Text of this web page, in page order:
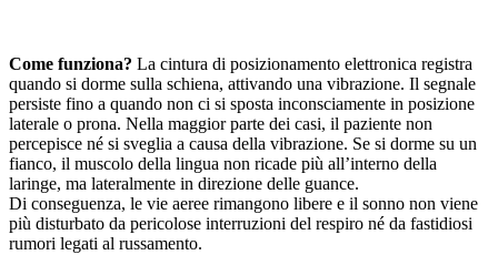
Come funziona? La cintura di posizionamento elettronica registra
quando si dorme sulla schiena, attivando una vibrazione. Il segnale
persiste fino a quando non ci si sposta inconsciamente in posizione
laterale o prona. Nella maggior parte dei casi, il paziente non
percepisce né si sveglia a causa della vibrazione. Se si dorme su un
fianco, il muscolo della lingua non ricade più all’interno della
laringe, ma lateralmente in direzione delle guance.
Di conseguenza, le vie aeree rimangono libere e il sonno non viene
più disturbato da pericolose interruzioni del respiro né da fastidiosi
rumori legati al russamento.